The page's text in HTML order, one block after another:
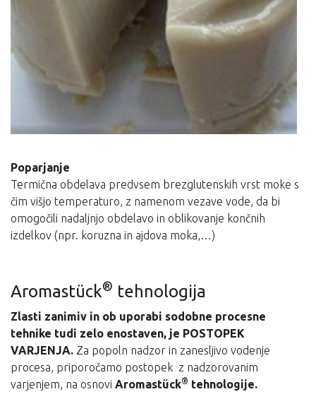
Poparjanje
Termična obdelava predvsem brezglutenskih vrst moke s
čim višjo temperaturo, z namenom vezave vode, da bi
omogočili nadaljnjo obdelavo in oblikovanje končnih
izdelkov (npr. koruzna in ajdova moka,…)
Aromastück® tehnologija
Zlasti zanimiv in ob uporabi sodobne procesne
tehnike tudi zelo enostaven, je POSTOPEK
VARJENJA. Za popoln nadzor in zanesljivo vodenje
procesa, priporočamo postopek z nadzorovanim
varjenjem, na osnovi Aromastück® tehnologije.